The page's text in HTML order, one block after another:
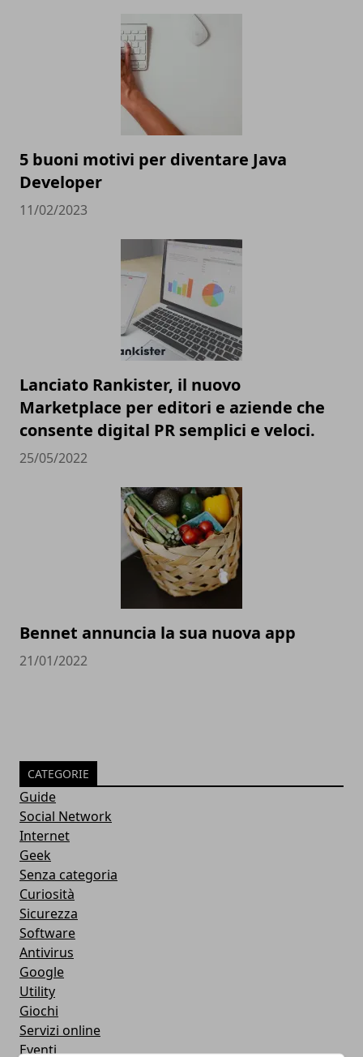
5 buoni motivi per diventare Java
Developer
11/02/2023
Lanciato Rankister, il nuovo
Marketplace per editori e aziende che
consente digital PR semplici e veloci.
25/05/2022
Bennet annuncia la sua nuova app
21/01/2022
CATEGORIE
Guide
Social Network
Internet
Geek
Senza categoria
Curiosità
Sicurezza
Software
Antivirus
Google
Utility
Giochi
Servizi online
Eventi